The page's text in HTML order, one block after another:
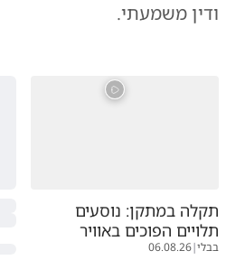
ודין משמעתי.
תקלה במתקן: נוסעים
תלויים הפוכים באוויר
בבלי|
06.08.26